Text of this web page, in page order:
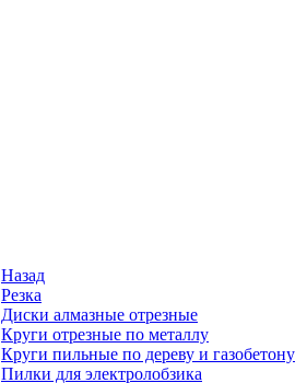
Назад
Резка
Диски алмазные отрезные
Круги отрезные по металлу
Круги пильные по дереву и газобетону
Пилки для электролобзика